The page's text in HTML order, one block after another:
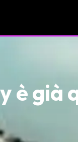
è già